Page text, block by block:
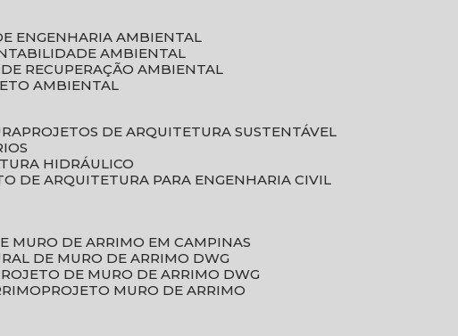
ENGENHARIA AMBIENTAL
AMBIENTAL
DE RECUPERAÇÃO AMBIENTAL
AMBIENTAL
PROJETOS DE ARQUITETURA SUSTENTÁVEL
HIDRÁULICO
DE ARQUITETURA PARA ENGENHARIA CIVIL
MURO DE ARRIMO EM CAMPINAS
DE MURO DE ARRIMO DWG
PROJETO DE MURO DE ARRIMO DWG
PROJETO MURO DE ARRIMO